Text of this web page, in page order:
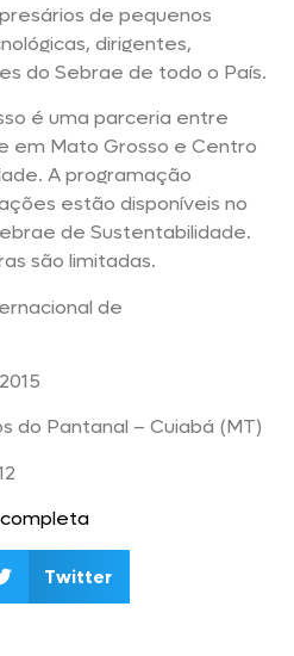
de pequenos
dirigentes,
do Sebrae de todo o País.
é uma parceria entre
em Mato Grosso e Centro
A programação
estão disponíveis no
de Sustentabilidade.
são limitadas.
de
do Pantanal – Cuiabá (MT)
Twitter